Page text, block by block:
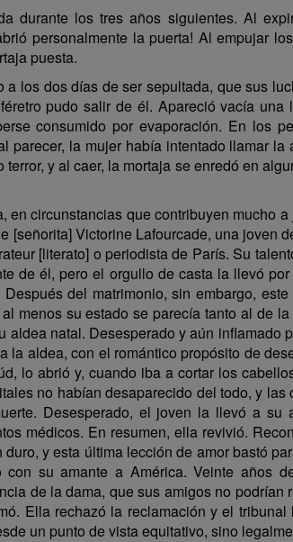
durante los tres años siguientes. Al
personalmente la puerta! Al empujar
puesta.
los dos días de ser sepultada, que sus
pudo salir de él. Apareció vacía una
consumido por evaporación. En los
la mujer había intentado llamar
y al caer, la mortaja se enredó en
circunstancias que contribuyen mucho
Victorine Lafourcade, una joven
[literato] o periodista de París. Su
de él, pero el orgullo de casta la llevó
del matrimonio, sin embargo,
menos su estado se parecía tanto al de
natal. Desesperado y aún inflamado
aldea, con el romántico propósito de
lo abrió y, cuando iba a cortar los
no habían desaparecido del todo, y
Desesperado, el joven la llevó a
médicos. En resumen, ella revivió.
y esta última lección de amor bastó
su amante a América. Veinte años
de la dama, que sus amigos no podrían
Ella rechazó la reclamación y el
un punto de vista equitativo, sino